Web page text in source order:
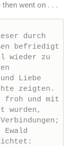
went on . . .
durch
befriedigt
wieder zu
Liebe
zeigten.
froh und mit
wurden,
Ewald